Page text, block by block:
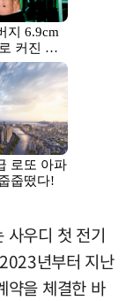
사우디 첫 전기
년부터 지난
약을 체결한 바